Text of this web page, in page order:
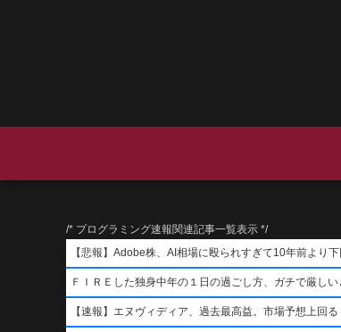
/* プログラミング速報関連記事一覧表示 */
【悲報】Adobe株、AI相場に殴られすぎて10年前より
ＦＩＲＥした独身中年の１日の過ごし方、ガチで厳しい
【速報】エヌヴィディア、過去最高益。市場予想上回